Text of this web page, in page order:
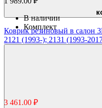
Коврик резиновый в салон
2121 (1993-); 2131 (1993-
В наличии
Комплект
3 461.00 ₽